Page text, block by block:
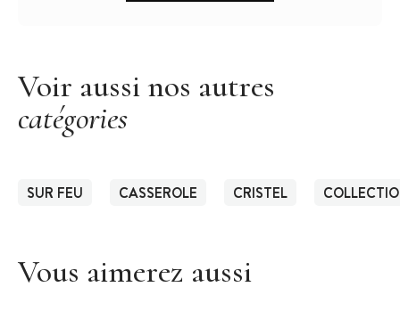
Voir aussi nos autres
catégories
SUR FEU CASSEROLE CRISTEL
Vous aimerez aussi